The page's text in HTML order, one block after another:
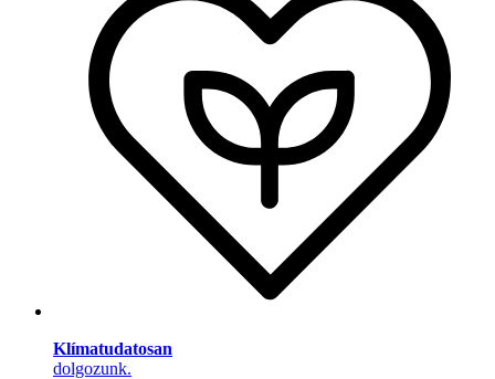
Klímatudatosan
dolgozunk.